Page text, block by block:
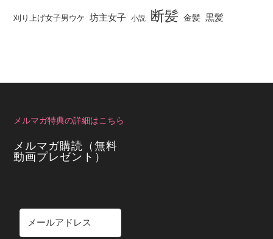
刈り上げ女子男ウケ 坊主女子 小説 断髪 金髪 黒髪
メルマガ特典の詳細はこちら
メルマガ購読（無料
動画プレゼント）